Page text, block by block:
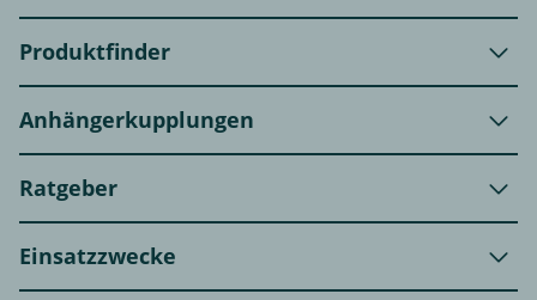
Produktfinder
Anhängerkupplungen
Ratgeber
Einsatzzwecke